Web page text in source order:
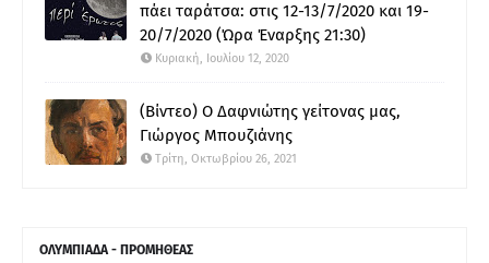
πάει ταράτσα: στις 12-13/7/2020 και 19-
20/7/2020 (Ώρα Έναρξης 21:30)
Κυριακή, Ιουλίου 12, 2020
(Βίντεο) Ο Δαφνιώτης γείτονας μας,
Γιώργος Μπουζιάνης
Τρίτη, Οκτωβρίου 26, 2021
ΟΛΥΜΠΙΑΔΑ - ΠΡΟΜΗΘΕΑΣ